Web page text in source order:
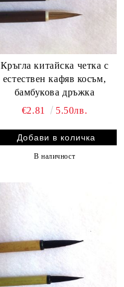
Кръгла китайска четка с
естествен кафяв косъм,
бамбукова дръжка
€2.81
5.50лв.
В наличност